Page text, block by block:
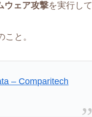
ウェア攻撃を実行して
こと。
– Comparitech